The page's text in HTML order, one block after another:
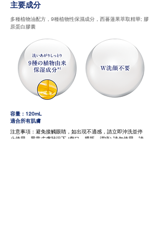
主要成分
多種植物油配方，9種植物性保濕成分，西蕃蓮果萃取精華; 膠
原蛋白膠囊
容量：120mL
適合所有肌膚
注意事項：避免接觸眼睛，如出現不適感，請立即沖洗並停
止使用。異常皮膚狀況下 (傷口、腫脹、濕疹) 請勿使用。請